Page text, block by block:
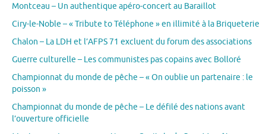
Montceau – Un authentique apéro-concert au Baraillot
Ciry-le-Noble – « Tribute to Téléphone » en illimité à la Briqueterie
Chalon – La LDH et l’AFPS 71 excluent du forum des associations
Guerre culturelle – Les communistes pas copains avec Bolloré
Championnat du monde de pêche – « On oublie un partenaire : le
poisson »
Championnat du monde de pêche – Le défilé des nations avant
l’ouverture officielle